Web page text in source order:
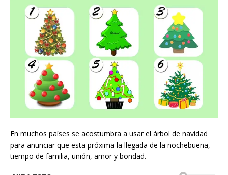
En muchos países se acostumbra a usar el árbol de navidad
para anunciar que esta próxima la llegada de la nochebuena,
tiempo de familia, unión, amor y bondad.